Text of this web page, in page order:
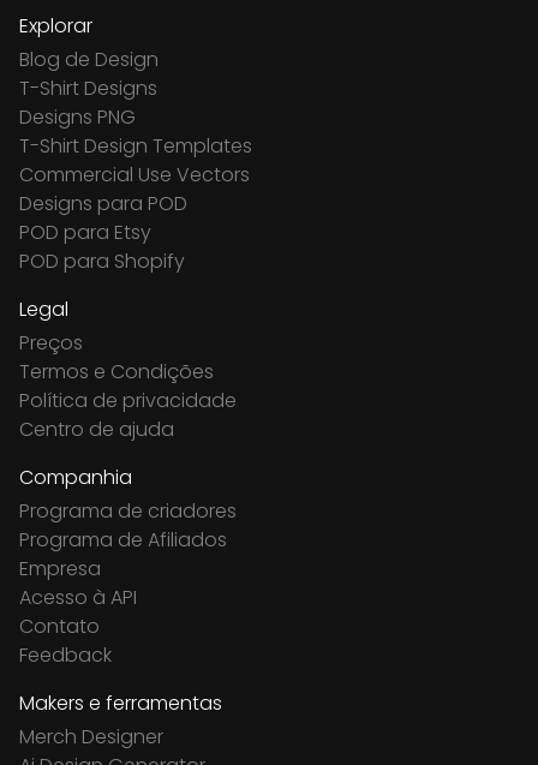
Explorar
Blog de Design
T-Shirt Designs
Designs PNG
T-Shirt Design Templates
Commercial Use Vectors
Designs para POD
POD para Etsy
POD para Shopify
Legal
Preços
Termos e Condições
Política de privacidade
Centro de ajuda
Companhia
Programa de criadores
Programa de Afiliados
Empresa
Acesso à API
Contato
Feedback
Makers e ferramentas
Merch Designer